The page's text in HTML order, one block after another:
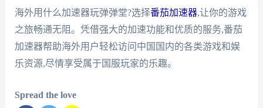
海外用什么加速器玩弹弹堂?选择番茄加速器,让你的游戏
之旅畅通无阻。凭借强大的加速功能和优质的服务,番茄
加速器帮助海外用户轻松访问中国国内的各类游戏和娱
乐资源,尽情享受属于国服玩家的乐趣。
Spread the love